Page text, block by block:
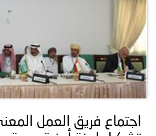
اجتماع فريق العمل